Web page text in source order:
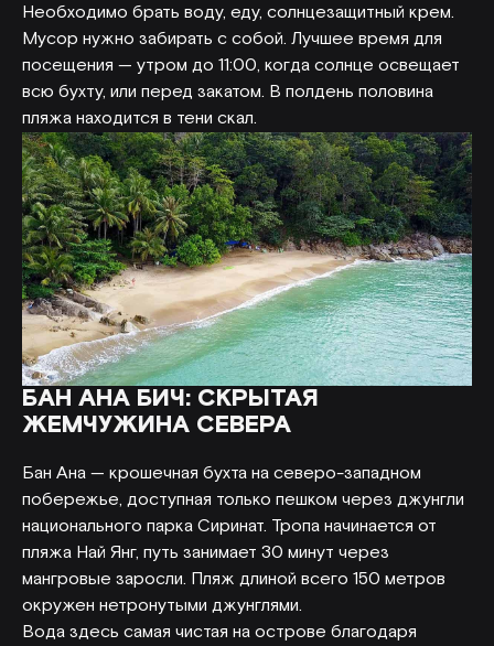
Необходимо брать воду, еду, солнцезащитный крем.
Мусор нужно забирать с собой. Лучшее время для
посещения — утром до 11:00, когда солнце освещает
всю бухту, или перед закатом. В полдень половина
пляжа находится в тени скал.
БАН АНА БИЧ: СКРЫТАЯ
ЖЕМЧУЖИНА СЕВЕРА
Бан Ана — крошечная бухта на северо-западном
побережье, доступная только пешком через джунгли
национального парка Сиринат. Тропа начинается от
пляжа Най Янг, путь занимает 30 минут через
мангровые заросли. Пляж длиной всего 150 метров
окружен нетронутыми джунглями.
Вода здесь самая чистая на острове благодаря